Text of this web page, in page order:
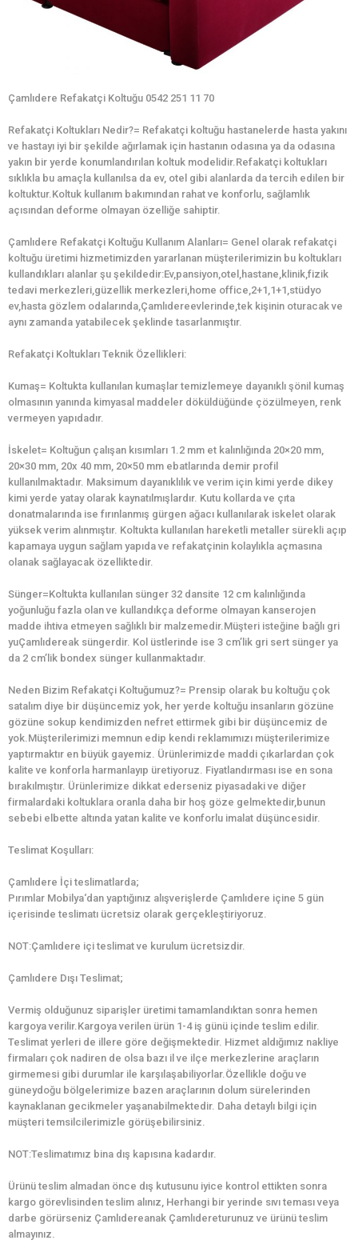
Çamlıdere Refakatçi Koltuğu 0542 251 11 70
Refakatçi Koltukları Nedir?= Refakatçi koltuğu hastanelerde hasta yakını
ve hastayı iyi bir şekilde ağırlamak için hastanın odasına ya da odasına
yakın bir yerde konumlandırılan koltuk modelidir.Refakatçi koltukları
sıklıkla bu amaçla kullanılsa da ev, otel gibi alanlarda da tercih edilen bir
koltuktur.Koltuk kullanım bakımından rahat ve konforlu, sağlamlık
açısından deforme olmayan özelliğe sahiptir.
Çamlıdere Refakatçi Koltuğu Kullanım Alanları= Genel olarak refakatçi
koltuğu üretimi hizmetimizden yararlanan müşterilerimizin bu koltukları
kullandıkları alanlar şu şekildedir:Ev,pansiyon,otel,hastane,klinik,fizik
tedavi merkezleri,güzellik merkezleri,home office,2+1,1+1,stüdyo
ev,hasta gözlem odalarında,Çamlıdereevlerinde,tek kişinin oturacak ve
aynı zamanda yatabilecek şeklinde tasarlanmıştır.
Refakatçi Koltukları Teknik Özellikleri:
Kumaş= Koltukta kullanılan kumaşlar temizlemeye dayanıklı şönil kumaş
olmasının yanında kimyasal maddeler döküldüğünde çözülmeyen, renk
vermeyen yapıdadır.
İskelet= Koltuğun çalışan kısımları 1.2 mm et kalınlığında 20×20 mm,
20×30 mm, 20x 40 mm, 20×50 mm ebatlarında demir profil
kullanılmaktadır. Maksimum dayanıklılık ve verim için kimi yerde dikey
kimi yerde yatay olarak kaynatılmışlardır. Kutu kollarda ve çıta
donatmalarında ise fırınlanmış gürgen ağacı kullanılarak iskelet olarak
yüksek verim alınmıştır. Koltukta kullanılan hareketli metaller sürekli açıp
kapamaya uygun sağlam yapıda ve refakatçinin kolaylıkla açmasına
olanak sağlayacak özelliktedir.
Sünger=Koltukta kullanılan sünger 32 dansite 12 cm kalınlığında
yoğunluğu fazla olan ve kullandıkça deforme olmayan kanserojen
madde ihtiva etmeyen sağlıklı bir malzemedir.Müşteri isteğine bağlı gri
yuÇamlıdereak süngerdir. Kol üstlerinde ise 3 cm’lik gri sert sünger ya
da 2 cm’lik bondex sünger kullanmaktadır.
Neden Bizim Refakatçi Koltuğumuz?= Prensip olarak bu koltuğu çok
satalım diye bir düşüncemiz yok, her yerde koltuğu insanların gözüne
gözüne sokup kendimizden nefret ettirmek gibi bir düşüncemiz de
yok.Müşterilerimizi memnun edip kendi reklamımızı müşterilerimize
yaptırmaktır en büyük gayemiz. Ürünlerimizde maddi çıkarlardan çok
kalite ve konforla harmanlayıp üretiyoruz. Fiyatlandırması ise en sona
bırakılmıştır. Ürünlerimize dikkat ederseniz piyasadaki ve diğer
firmalardaki koltuklara oranla daha bir hoş göze gelmektedir,bunun
sebebi elbette altında yatan kalite ve konforlu imalat düşüncesidir.
Teslimat Koşulları:
Çamlıdere İçi teslimatlarda;
Pırımlar Mobilya‘dan yaptığınız alışverişlerde Çamlıdere içine 5 gün
içerisinde teslimatı ücretsiz olarak gerçekleştiriyoruz.
NOT:Çamlıdere içi teslimat ve kurulum ücretsizdir.
Çamlıdere Dışı Teslimat;
Vermiş olduğunuz siparişler üretimi tamamlandıktan sonra hemen
kargoya verilir.Kargoya verilen ürün 1-4 iş günü içinde teslim edilir.
Teslimat yerleri de illere göre değişmektedir. Hizmet aldığımız nakliye
firmaları çok nadiren de olsa bazı il ve ilçe merkezlerine araçların
girmemesi gibi durumlar ile karşılaşabiliyorlar.Özellikle doğu ve
güneydoğu bölgelerimize bazen araçlarının dolum sürelerinden
kaynaklanan gecikmeler yaşanabilmektedir. Daha detaylı bilgi için
müşteri temsilcilerimizle görüşebilirsiniz.
NOT:Teslimatımız bina dış kapısına kadardır.
Ürünü teslim almadan önce dış kutusunu iyice kontrol ettikten sonra
kargo görevlisinden teslim alınız, Herhangi bir yerinde sıvı teması veya
darbe görürseniz Çamlıdereanak Çamlıdereturunuz ve ürünü teslim
almayınız.